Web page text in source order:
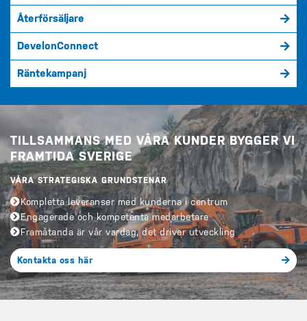
Återförsäljare
DevelonConnect
Räntekampanj
TILLSAMMANS MED VÅRA KUNDER BYGGER VI
FRAMTIDA SVERIGE
VÅRA STRATEGISKA GRUNDSTENAR
Kompletta leveranser med kunderna i centrum
Engagerade och kompetenta medarbetare
Framåtanda är vår vardag, det driver utveckling
Kontakta oss här